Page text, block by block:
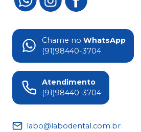
Chame no WhatsApp
(91)98440-3704
Atendimento
(91)98440-3704
labo@labodental.com.br